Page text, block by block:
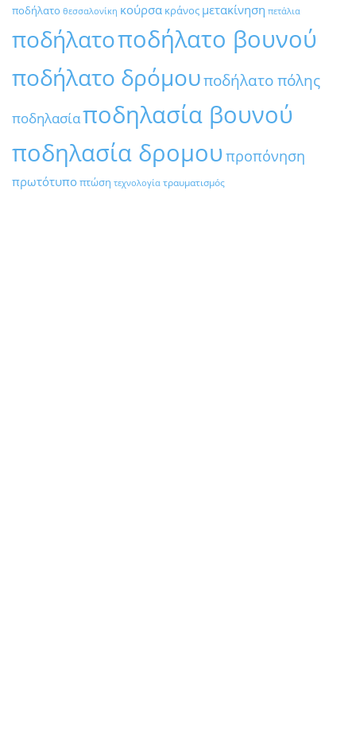
ποδήλατο θεσσαλονίκη κούρσα κράνος μετακίνηση πετάλια
ποδήλατοποδήλατο βουνού
ποδήλατο δρόμουποδήλατο πόλης
ποδηλασίαποδηλασία βουνού
ποδηλασία δρομου προπόνηση
πρωτότυποπτώση τεχνολογία τραυματισμός